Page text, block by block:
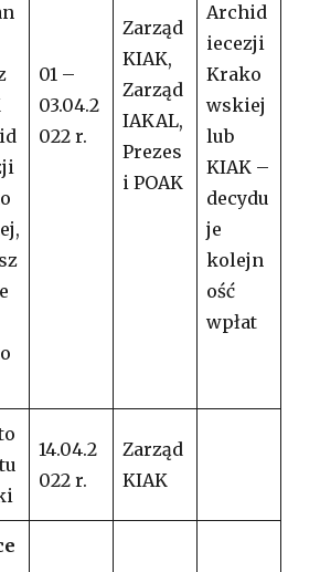
01 –
03.04.2
022 r.
Zarząd
KIAK,
Zarząd
IAKAL,
Prezes
i POAK
Archid
iecezji
Krako
wskiej
lub
KIAK –
decydu
je
kolejn
ość
wpłat
14.04.2
022 r.
Zarząd
KIAK